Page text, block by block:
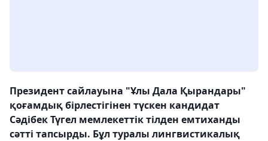
Президент сайлауына "Ұлы Дала Қырандары"
қоғамдық бірлестігінен түскен кандидат
Сәдібек Түгел мемлекеттік тілден емтиханды
сәтті тапсырды. Бұл туралы лингвистикалық